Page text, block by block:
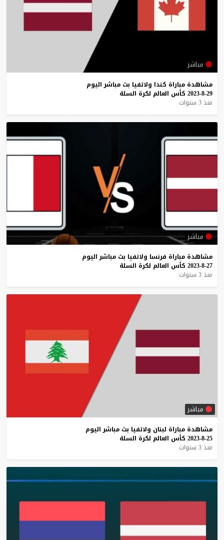
مباشر
مشاهدة مباراة كندا ولاتفيا بث مباشر اليوم
29-8-2023
كأس العالم لكرة السلة
منذ 3 سنوات
مباشر
مشاهدة مباراة فرنسا ولاتفيا بث مباشر اليوم
27-8-2023
كأس العالم لكرة السلة
منذ 3 سنوات
مباشر
مشاهدة مباراة لبنان ولاتفيا بث مباشر اليوم
25-8-2023
كأس العالم لكرة السلة
منذ 3 سنوات